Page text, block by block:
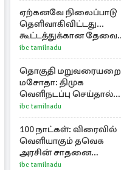
ஏற்கனவே நிலைப்பாடு
தெளிவாகிவிட்டது...
கூட்டத்துக்கான தேவை
என்ன? - கனிமொழி
விமர்சனம்
ibc tamilnadu
தொகுதி மறுவரையறை
மசோதா: திமுக
வெளிநடப்பு செய்தால்
ஆதரவாகவே
கருதப்படும் – அமைச்சர்
நிர்மல்குமார்
ibc tamilnadu
100 நாட்கள்: விரைவில்
வெளியாகும் தவெக
அரசின் சாதனை
பட்டியல்
ibc tamilnadu